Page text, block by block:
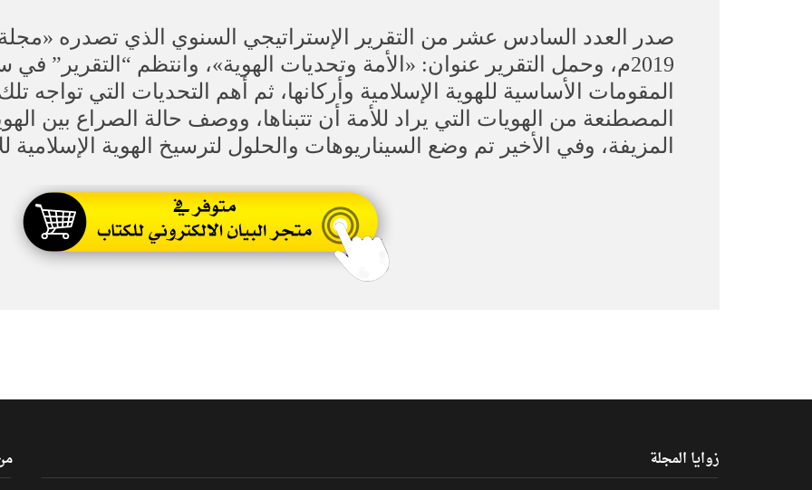
2019م، وحمل التقرير عنوان: «الأمة وتحديات الهوية»، وانتظم “التقرير” في
المقومات الأساسية للهوية الإسلامية وأركانها، ثم أهم التحديات التي تواجه
المصطنعة من الهويات التي يراد للأمة أن تتبناها، ووصف حالة الصراع بين
المزيفة، وفي الأخير تم وضع السيناريوهات والحلول لترسيخ الهوية الإسلامية
زوايا المجلة